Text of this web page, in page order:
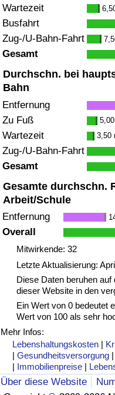
Wartezeit
Busfahrt
Zug-/U-Bahn-Fahrt
Gesamt
Durchschn. bei
Bahn
Entfernung
Zu Fuß
Wartezeit 3,50
Zug-/U-Bahn-Fahrt
Gesamt
Gesamte durchschn.
Arbeit/Schule
Entfernung
Overall
Mitwirkende: 32
Letzte Aktualisierung:
Diese Daten beruhen
dieser Website in den
Ein Wert von 0 bedeutet
Wert von 100 als sehr
Mehr Infos:
Lebenshaltungskosten |
|Gesundheitsversorgung |
| Immobilienpreise |
Über diese Website